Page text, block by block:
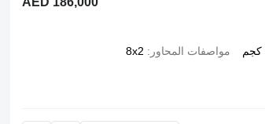
مواصفات المحاور
8x2